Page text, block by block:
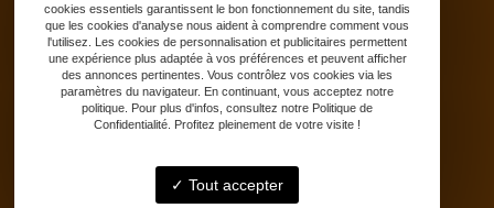
Accueil
Saddle fitting
Bit fitting
Stages
Partenaires
cookies essentiels garantissent le bon fonctionnement du site, tandis
que les cookies d'analyse nous aident à comprendre comment vous
l'utilisez. Les cookies de personnalisation et publicitaires permettent
une expérience plus adaptée à vos préférences et peuvent afficher
des annonces pertinentes. Vous contrôlez vos cookies via les
paramètres du navigateur. En continuant, vous acceptez notre
politique. Pour plus d'infos, consultez notre Politique de
Confidentialité. Profitez pleinement de votre visite !
Tout accepter